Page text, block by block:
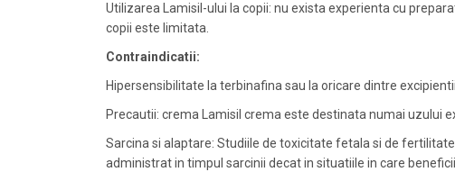
Utilizarea Lamisil-ului la copii: nu exista experienta cu
copii este limitata.
Contraindicatii:
Hipersensibilitate la terbinafina sau la oricare dintre
Precautii: crema Lamisil crema este destinata numai uzului
Sarcina si alaptare: Studiile de toxicitate fetala si de
administrat in timpul sarcinii decat in situatiile in care